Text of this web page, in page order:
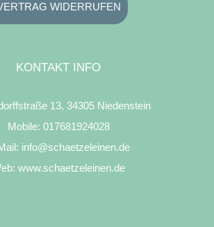
WIDERRUFEN
KONTAKT INFO
13, 34305 Niedenstein
Mobile: 017681924028
info@schaetzeleinen.de
www.schaetzeleinen.de